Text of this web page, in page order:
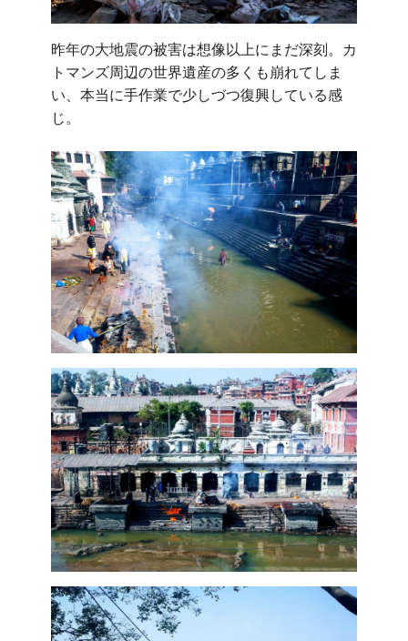
昨年の大地震の被害は想像以上にまだ深刻。カ
トマンズ周辺の世界遺産の多くも崩れてしま
い、本当に手作業で少しづつ復興している感
じ。